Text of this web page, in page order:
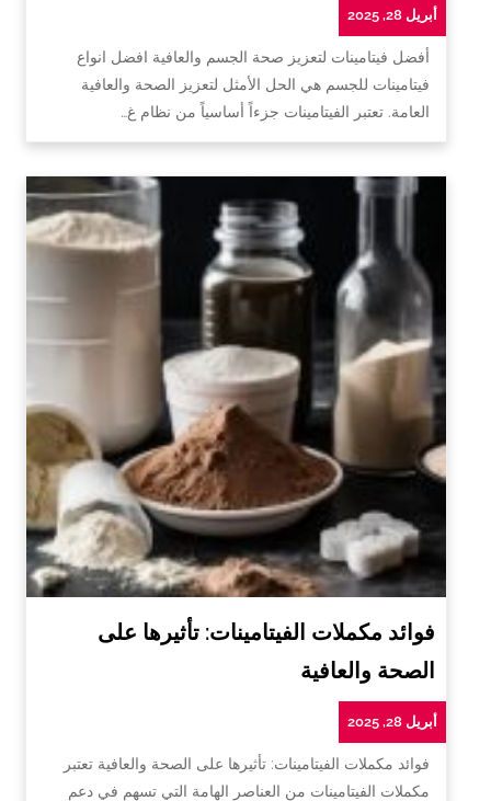
أبريل 28, 2025
أفضل فيتامينات لتعزيز صحة الجسم والعافية افضل انواع
فيتامينات للجسم هي الحل الأمثل لتعزيز الصحة والعافية
العامة. تعتبر الفيتامينات جزءاً أساسياً من نظام غ…
فوائد مكملات الفيتامينات: تأثيرها على
الصحة والعافية
أبريل 28, 2025
فوائد مكملات الفيتامينات: تأثيرها على الصحة والعافية تعتبر
مكملات الفيتامينات من العناصر الهامة التي تسهم في دعم